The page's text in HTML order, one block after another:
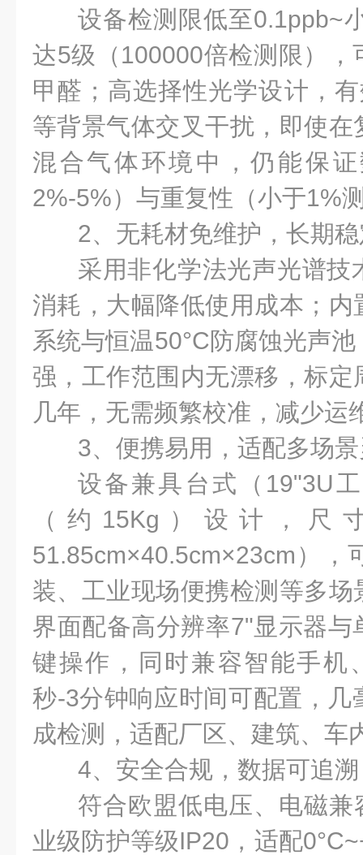
设备检测限低至0.1ppb~
达5级（100000倍检测限），
甲醛；高选择性光学设计，
等背景气体交叉干扰，即使
混合气体环境中，仍能保
2%-5%）与重复性（小于1%
2、无耗材免维护，长期
采用非化学法光声光谱技
消耗，大幅降低使用成本；
系统与恒温50°C防腐蚀光声
强，工作范围内无漂移，标
几年，无需频繁校准，减少运
3、便携易用，适配多场
设备兼具台式（19"3U
（约15Kg）设计，尺
51.85cm×40.5cm×23cm），
装、工业现场便携检测等多
界面配备高分辨率7"显示器与
键操作，同时兼容智能手机
秒-3分钟响应时间可配置，几
成检测，适配厂区、建筑、车
4、安全合规，数据可追溯
符合欧盟低电压、电磁
业级防护等级IP20，适配